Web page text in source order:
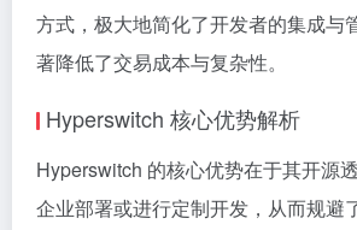
方式，极大地简化了开发者的集成与
著降低了交易成本与复杂性。
Hyperswitch 核心优势解析
Hyperswitch 的核心优势在于其开源
企业部署或进行定制开发，从而规避